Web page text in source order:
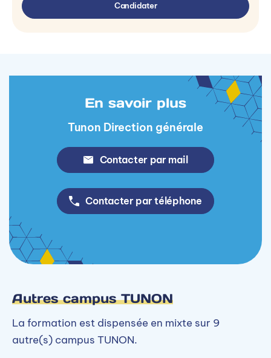
Candidater
En savoir plus
Tunon Direction générale
Contacter par mail
Contacter par téléphone
Autres campus TUNON
La formation est dispensée en mixte sur 9
autre(s) campus TUNON.